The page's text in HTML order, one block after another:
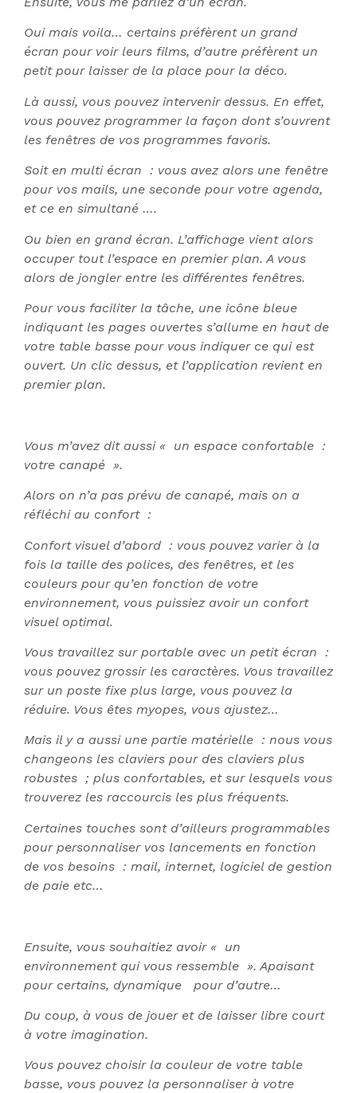
Oui mais voila… certains préfèrent un grand
écran pour voir leurs films, d’autre préfèrent un
petit pour laisser de la place pour la déco.
Là aussi, vous pouvez intervenir dessus. En effet,
vous pouvez programmer la façon dont s’ouvrent
les fenêtres de vos programmes favoris.
Soit en multi écran : vous avez alors une fenêtre
pour vos mails, une seconde pour votre agenda,
et ce en simultané ….
Ou bien en grand écran. L’affichage vient alors
occuper tout l’espace en premier plan. A vous
alors de jongler entre les différentes fenêtres.
Pour vous faciliter la tâche, une icône bleue
indiquant les pages ouvertes s’allume en haut de
votre table basse pour vous indiquer ce qui est
ouvert. Un clic dessus, et l’application revient en
premier plan.
Vous m’avez dit aussi « un espace confortable :
votre canapé ».
Alors on n’a pas prévu de canapé, mais on a
réfléchi au confort :
Confort visuel d’abord : vous pouvez varier à la
fois la taille des polices, des fenêtres, et les
couleurs pour qu’en fonction de votre
environnement, vous puissiez avoir un confort
visuel optimal.
Vous travaillez sur portable avec un petit écran :
vous pouvez grossir les caractères. Vous travaillez
sur un poste fixe plus large, vous pouvez la
réduire. Vous êtes myopes, vous ajustez…
Mais il y a aussi une partie matérielle : nous vous
changeons les claviers pour des claviers plus
robustes ; plus confortables, et sur lesquels vous
trouverez les raccourcis les plus fréquents.
Certaines touches sont d’ailleurs programmables
pour personnaliser vos lancements en fonction
de vos besoins : mail, internet, logiciel de gestion
de paie etc…
Ensuite, vous souhaitiez avoir « un
environnement qui vous ressemble ». Apaisant
pour certains, dynamique pour d’autre…
Du coup, à vous de jouer et de laisser libre court
à votre imagination.
Vous pouvez choisir la couleur de votre table
basse, vous pouvez la personnaliser à votre